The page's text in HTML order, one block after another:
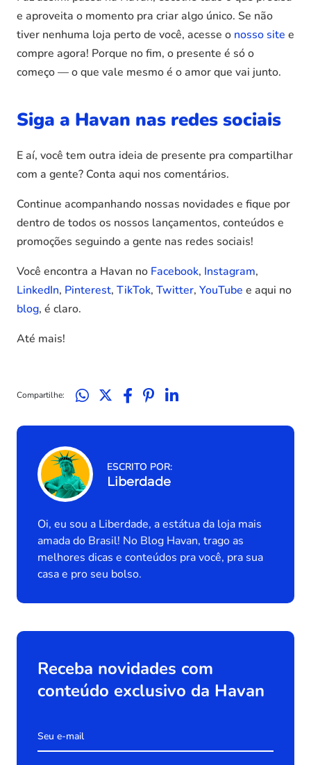
e aproveita o momento pra criar algo único. Se não
tiver nenhuma loja perto de você, acesse o nosso site e
compre agora! Porque no fim, o presente é só o
começo — o que vale mesmo é o amor que vai junto.
Siga a Havan nas redes sociais
E aí, você tem outra ideia de presente pra compartilhar
com a gente? Conta aqui nos comentários.
Continue acompanhando nossas novidades e fique por
dentro de todos os nossos lançamentos, conteúdos e
promoções seguindo a gente nas redes sociais!
Você encontra a Havan no Facebook, Instagram,
LinkedIn, Pinterest, TikTok, Twitter, YouTube e aqui no
blog, é claro.
Até mais!
Compartilhe:
ESCRITO POR:
Liberdade
Oi, eu sou a Liberdade, a estátua da loja mais
amada do Brasil! No Blog Havan, trago as
melhores dicas e conteúdos pra você, pra sua
casa e pro seu bolso.
Receba novidades com
conteúdo exclusivo da Havan